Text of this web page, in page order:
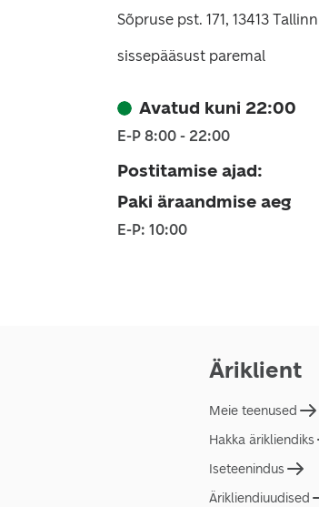
Sõpruse pst. 171, 13413 Tallinn
sissepääsust paremal
Avatud kuni 22:00
E-P 8:00 - 22:00
Postitamise ajad:
Paki äraandmise aeg
E-P: 10:00
Äriklient
Meie teenused
Hakka ärikliendiks
Iseteenindus
Ärikliendiuudised